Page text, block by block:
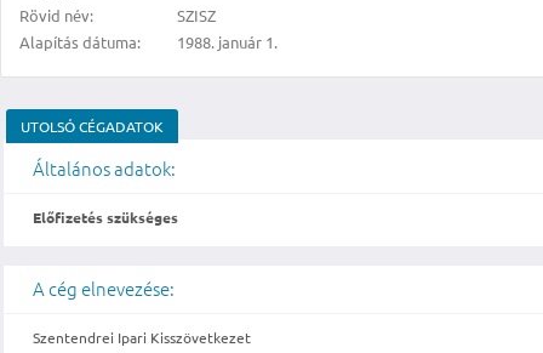
Rövid név:
SZISZ
Alapítás dátuma:
1988. január 1.
UTOLSÓ CÉGADATOK
Általános adatok:
Előfizetés szükséges
A cég elnevezése:
Szentendrei Ipari Kisszövetkezet